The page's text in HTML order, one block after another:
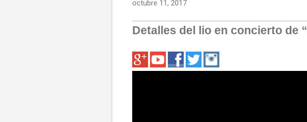
octubre 11, 2017
Detalles del lio en concierto de “